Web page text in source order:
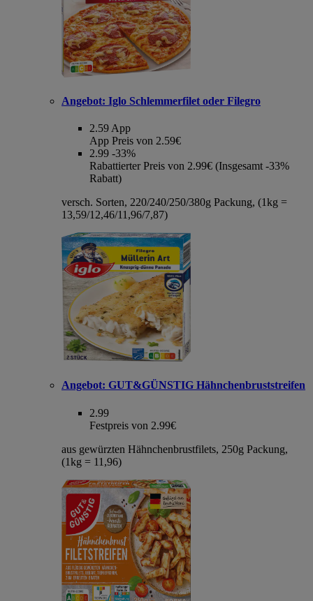
Angebot: Iglo Schlemmerfilet oder Filegro
2.59 App
App Preis von 2.59€
2.99 -33%
Rabattierter Preis von 2.99€ (Insgesamt -33%
Rabatt)
versch. Sorten, 220/240/250/380g Packung, (1kg =
13,59/12,46/11,96/7,87)
Angebot: GUT&GÜNSTIG Hähnchenbruststreifen
2.99
Festpreis von 2.99€
aus gewürzten Hähnchenbrustfilets, 250g Packung,
(1kg = 11,96)